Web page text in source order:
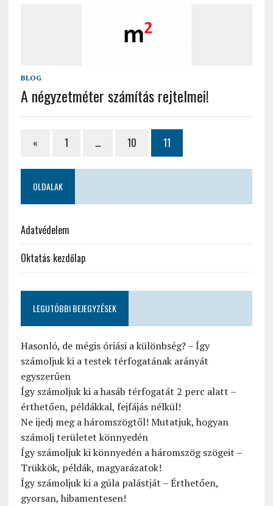
BLOG
A négyzetméter számítás rejtelmei!
« 1 … 10 11
OLDALAK
Adatvédelem
Oktatás kezdőlap
LEGUTÓBBI BEJEGYZÉSEK
Hasonló, de mégis óriási a különbség? – Így
számoljuk ki a testek térfogatának arányát
egyszerűen
Így számoljuk ki a hasáb térfogatát 2 perc alatt –
érthetően, példákkal, fejfájás nélkül!
Ne ijedj meg a háromszögtől! Mutatjuk, hogyan
számolj területet könnyedén
Így számoljuk ki könnyedén a háromszög szögeit –
Trükkök, példák, magyarázatok!
Így számoljuk ki a gúla palástját – Érthetően,
gyorsan, hibamentesen!